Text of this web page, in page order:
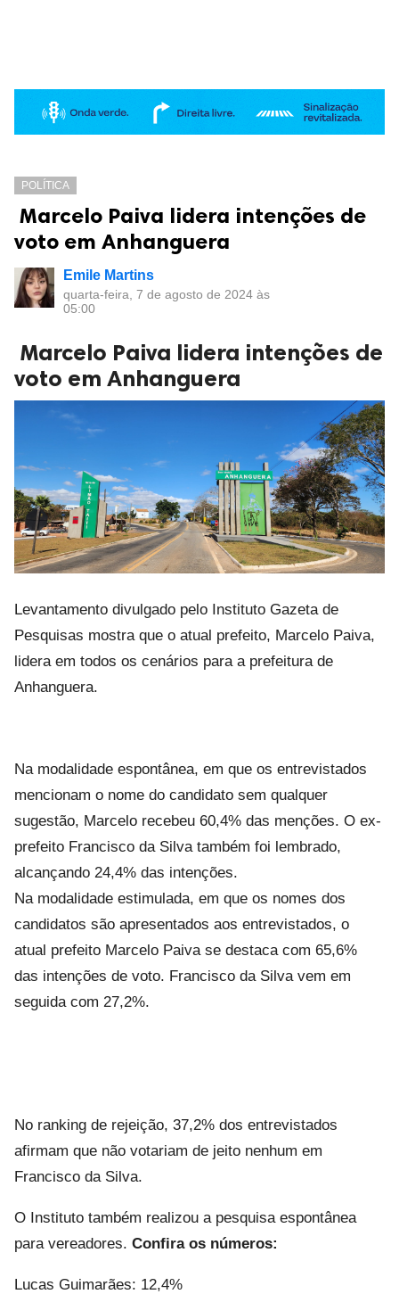
POLÍTICA
Marcelo Paiva lidera intenções de
voto em Anhanguera
Emile Martins
quarta-feira, 7 de agosto de 2024 às
05:00
Marcelo Paiva lidera intenções de
voto em Anhanguera
Levantamento divulgado pelo Instituto Gazeta de
Pesquisas mostra que o atual prefeito, Marcelo Paiva,
lidera em todos os cenários para a prefeitura de
Anhanguera.
Na modalidade espontânea, em que os entrevistados
mencionam o nome do candidato sem qualquer
sugestão, Marcelo recebeu 60,4% das menções. O ex-
prefeito Francisco da Silva também foi lembrado,
alcançando 24,4% das intenções.
Na modalidade estimulada, em que os nomes dos
candidatos são apresentados aos entrevistados, o
atual prefeito Marcelo Paiva se destaca com 65,6%
das intenções de voto. Francisco da Silva vem em
seguida com 27,2%.
No ranking de rejeição, 37,2% dos entrevistados
afirmam que não votariam de jeito nenhum em
Francisco da Silva.
O Instituto também realizou a pesquisa espontânea
para vereadores. Confira os números:
Lucas Guimarães: 12,4%